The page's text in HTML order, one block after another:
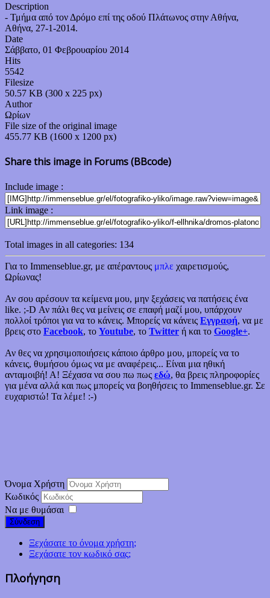
Description
- Τμήμα από τον Δρόμο επί της οδού Πλάτωνος στην Αθήνα,
Αθήνα, 27-1-2014.
Date
Σάββατο, 01 Φεβρουαρίου 2014
Hits
5542
Filesize
50.57 KB (300 x 225 px)
Author
Ωρίων
File size of the original image
455.77 KB (1600 x 1200 px)
Share this image in Forums (BBcode)
Include image :
Link image :
Total images in all categories: 134
Για το Immenseblue.gr, με απέραντους μπλε χαιρετισμούς,
Ωρίωνας!
Αν σου αρέσουν τα κείμενα μου, μην ξεχάσεις να πατήσεις ένα
like. ;-D Αν πάλι θες να μείνεις σε επαφή μαζί μου, υπάρχουν
πολλοί τρόποι για να το κάνεις. Μπορείς να κάνεις Εγγραφή, να με
βρεις στο Facebook, το Youtube, το Twitter ή και το Google+.
Αν θες να χρησιμοποιήσεις κάποιο άρθρο μου, μπορείς να το
κάνεις, θυμήσου όμως να με αναφέρεις... Είναι μια ηθική
ανταμοιβή! Α! Ξέχασα να σου πω πως εδώ, θα βρεις πληροφορίες
για μένα αλλά και πως μπορείς να βοηθήσεις το Immenseblue.gr. Σε
ευχαριστώ! Τα λέμε! :-)
Όνομα Χρήστη
Κωδικός
Να με θυμάσαι
Σύνδεση
Ξεχάσατε το όνομα χρήστη;
Ξεχάσατε τον κωδικό σας;
Πλοήγηση